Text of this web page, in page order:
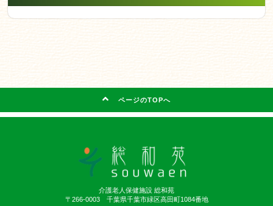
ページのTOPへ
介護老人保健施設 総和苑
〒266-0003 千葉県千葉市緑区高田町1084番地